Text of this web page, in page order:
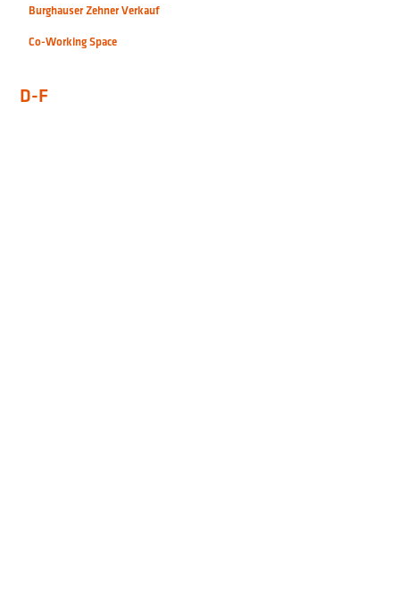
Burghauser Zehner Verkauf
Co-Working Space
D-F